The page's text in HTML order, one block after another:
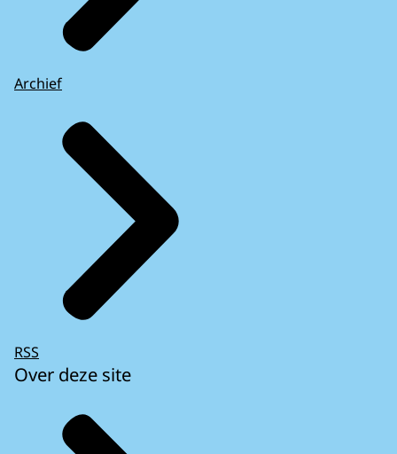
veel kennis en ervaring hebben dat ook
mensen die zijn opgevoed met technologie
in dit soort fraude kunnen trappen.
- FICTIE -
Het gesprek tussen Jonathan in zijn
woonkamer enerzijds, en Amit ver weg
achter zijn werkplek anderzijds vervolgt:
Kunt u inloggen op uw bankrekening?
Dan vul ik ons bankrekeningnummer in.
-Oké.
Goed, nu vul ik
ons Microsoft rekeningnummer in.
Hopelijk vlot het met uw thesis.
-Ik ben er al een hele tijd mee bezig.
Archief
RSS
Over deze site